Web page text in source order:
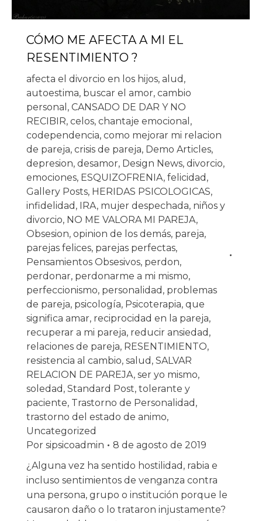
CÓMO ME AFECTA A MI EL
RESENTIMIENTO ?
afecta el divorcio en los hijos, alud ,
autoestima, buscar el amor, cambio
personal , CANSADO DE DAR Y NO
RECIBIR, celos, chantaje emocional ,
codependencia, como mejorar mi relacion
de pareja, crisis de pareja, Demo Articles,
depresion, desamor, Design News, divorcio,
emociones, ESQUIZOFRENIA, felicidad ,
Gallery Posts, HERIDAS PSICOLOGICAS,
infidelidad , IRA, mujer despechada, niños y
divorcio, NO ME VALORA MI PAREJA,
Obsesion, opinion de los demás, pareja,
parejas felices, parejas perfectas,
Pensamientos Obsesivos, perdon,
perdonar, perdonarme a mi mismo,
perfeccionismo, personalidad , problemas
de pareja, psicología, Psicoterapia, que
significa amar, reciprocidad en la pareja,
recuperar a mi pareja, reducir ansiedad ,
relaciones de pareja, RESENTIMIENTO,
resistencia al cambio, salud , SALVAR
RELACION DE PAREJA, ser yo mismo,
soledad , Standard Post, tolerante y
paciente, Trastorno de Personalidad ,
trastorno del estado de animo,
Uncategorized
Por sipsicoadmin
8 de agosto de 2019
¿Alguna vez ha sentido hostilidad, rabia e
incluso sentimientos de venganza contra
una persona, grupo o institución porque le
causaron daño o lo trataron injustamente?